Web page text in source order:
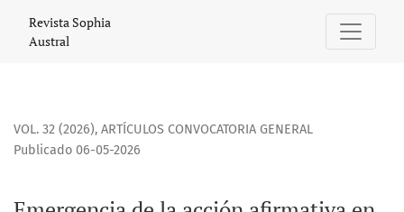
Emergencia de la acción afirmativa en la universidad
Revista Sophia
Austral
VOL. 32 (2026), ARTÍCULOS CONVOCATORIA GENERAL
Publicado 06-05-2026